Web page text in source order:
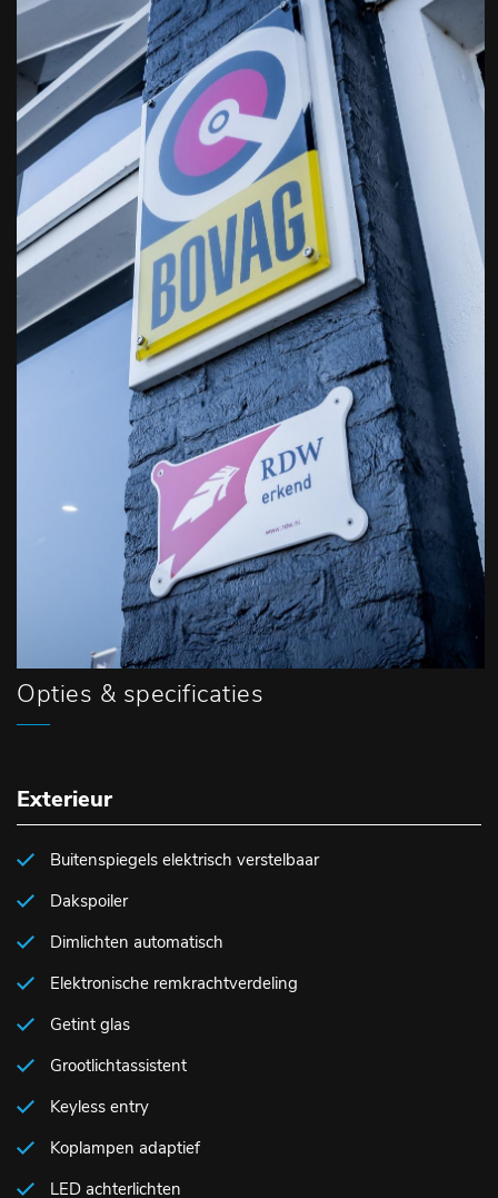
Opties & specificaties
Exterieur
Buitenspiegels elektrisch verstelbaar
Dakspoiler
Dimlichten automatisch
Elektronische remkrachtverdeling
Getint glas
Grootlichtassistent
Keyless entry
Koplampen adaptief
LED achterlichten